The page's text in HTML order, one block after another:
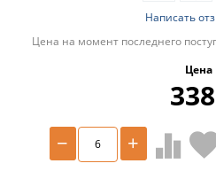
Написать
Цена на момент последнего
Цена
338
+
−